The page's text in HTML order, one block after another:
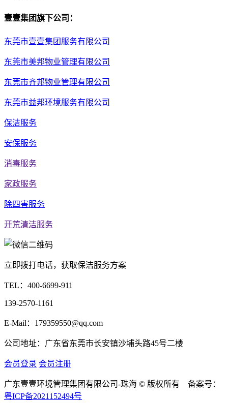
壹壹集团旗下公司：
东莞市壹壹集团服务有限公司
东莞市美邦物业管理有限公司
东莞市齐邦物业管理有限公司
东莞市益邦环境服务有限公司
保洁服务
安保服务
消毒服务
家政服务
除四害服务
开荒清洁服务
立即拨打电话，获取保洁服务方案
TEL： 400-6699-911
139-2570-1161
E-Mail：179359550@qq.com
公司地址：广东省东莞市长安镇沙埔头路45号二楼
会员登录 会员注册
广东壹壹环境管理集团有限公司-珠海 © 版权所有 备案号：
粤ICP备2021152494号